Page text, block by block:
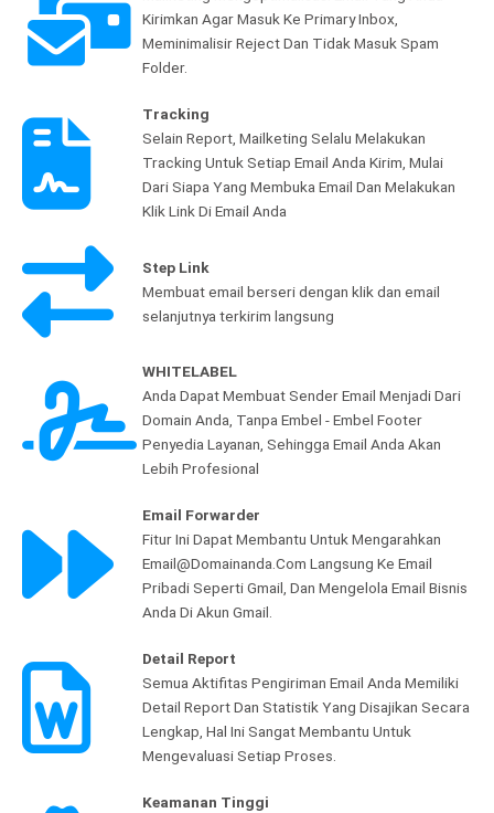
Kirimkan Agar Masuk Ke Primary Inbox,
Meminimalisir Reject Dan Tidak Masuk Spam
Folder.
Tracking
Selain Report, Mailketing Selalu Melakukan
Tracking Untuk Setiap Email Anda Kirim, Mulai
Dari Siapa Yang Membuka Email Dan Melakukan
Klik Link Di Email Anda
Step Link
Membuat email berseri dengan klik dan email
selanjutnya terkirim langsung
WHITELABEL
Anda Dapat Membuat Sender Email Menjadi Dari
Domain Anda, Tanpa Embel - Embel Footer
Penyedia Layanan, Sehingga Email Anda Akan
Lebih Profesional
Email Forwarder
Fitur Ini Dapat Membantu Untuk Mengarahkan
Email@Domainanda.Com Langsung Ke Email
Pribadi Seperti Gmail, Dan Mengelola Email Bisnis
Anda Di Akun Gmail.
Detail Report
Semua Aktifitas Pengiriman Email Anda Memiliki
Detail Report Dan Statistik Yang Disajikan Secara
Lengkap, Hal Ini Sangat Membantu Untuk
Mengevaluasi Setiap Proses.
Keamanan Tinggi